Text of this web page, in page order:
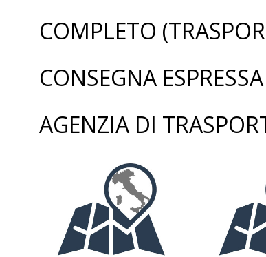
COMPLETO
CONSEGNA
AGENZIA DI